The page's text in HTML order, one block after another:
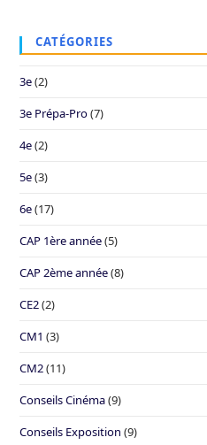
CATÉGORIES
3e(2)
3e Prépa-Pro(7)
4e(2)
5e(3)
6e(17)
CAP 1ère année(5)
CAP 2ème année(8)
CE2(2)
CM1 (3)
CM2(11)
Conseils Cinéma(9)
Conseils Exposition (9)